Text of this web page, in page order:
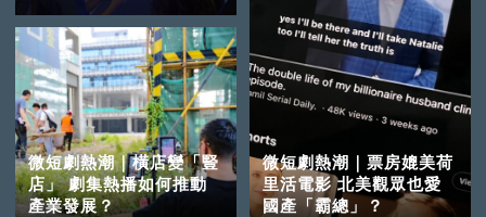
微短劇熱潮｜橫店變「豎
店」 劇集熱播如何推動
產業發展？
微短劇熱潮｜票房媲美荷
里活電影 北美觀眾也愛
國產「霸總」？